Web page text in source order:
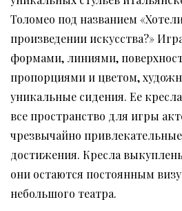
Толомео под названием
произведении искусства?»
формами, линиями,
пропорциями и цветом,
уникальные сидения. Ее
все пространство для игры
чрезвычайно
достижения. Кресла
они остаются постоянным
небольшого театра.